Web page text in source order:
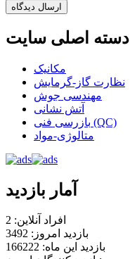
ارسال دیدگاه
دسته اصلی سایت
مکانیک
نظارت گاز-گرمایش
مهندسی جوش
آتش نشانی
بازرسی فنی (QC)
متالوژی-مواد
آمار بازدید
افراد آنلاین: 2
بازدید امروز: 3492
بازدید این ماه: 166222